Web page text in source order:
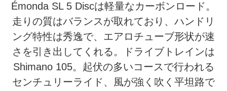
Émonda SL 5 Discは軽量なカーボンロード。
走りの質はバランスが取れており、ハンドリ
ング特性は秀逸で、エアロチューブ形状が速
さを引き出してくれる。ドライブトレインは
Shimano 105。起伏の多いコースで行われる
センチュリーライド、風が強く吹く平坦路で